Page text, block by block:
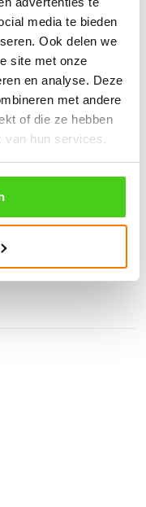
media te bieden
Ook delen we
site met onze
en analyse. Deze
met andere
of die ze hebben
van hun services.
Duitsland.
verstuurd
stuk.
u aangeven bij het